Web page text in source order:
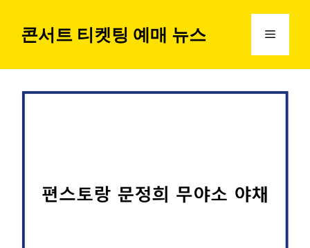
콘서트 티켓팅 예매 뉴스 메